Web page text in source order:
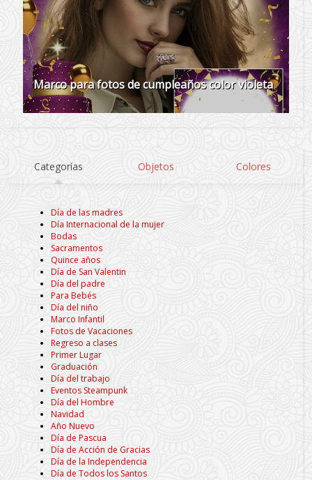
Marco para fotos de cumpleaños color violeta
Categorías Objetos Colores
Día de las madres
Día Internacional de la mujer
Bodas
Sacramentos
Quince años
Día de San Valentin
Día del padre
Para Bebés
Día del niño
Marco Infantil
Fotos de Vacaciones
Regreso a clases
Primer Lugar
Graduación
Día del trabajo
Eventos Steampunk
Día del Hombre
Navidad
Año Nuevo
Día de Pascua
Día de Acción de Gracias
Día de la Independencia
Día de Todos los Santos